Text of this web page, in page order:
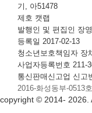
기, 아51478
제호 캣랩
발행인 및 편집인 장
등록일 2017-02-13
청소년보호책임자 장
사업자등록번호 211-
통신판매신고업 신고
2016-화성동부-0513호
copyright © 2014- 2026.